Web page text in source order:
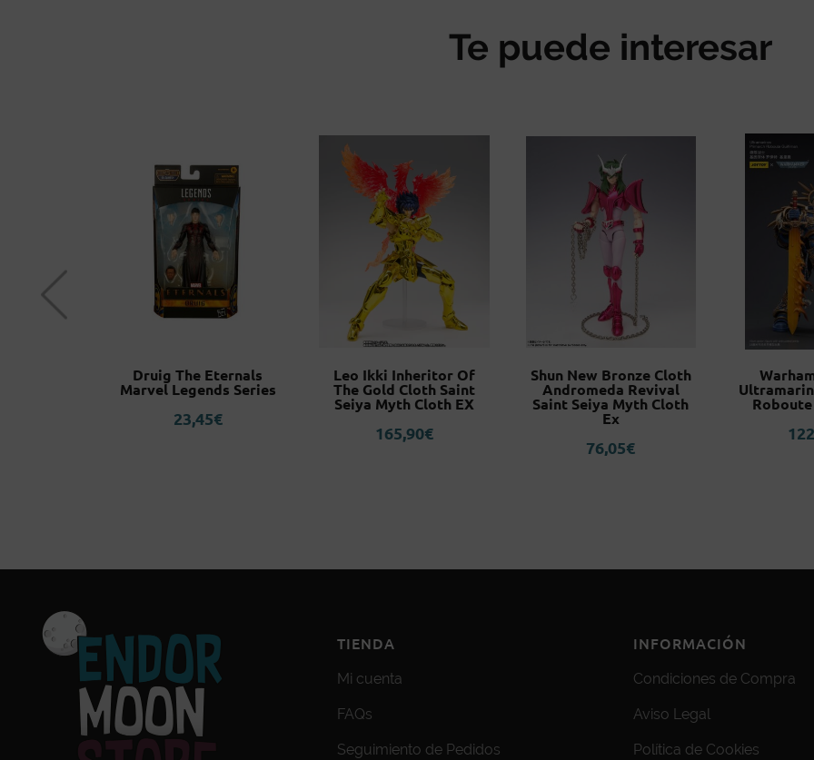
Te puede interesar
Druig The Eternals
Marvel Legends Series
23,45€
Leo Ikki Inheritor Of
The Gold Cloth Saint
Seiya Myth Cloth EX
165,90€
Shun New Bronze Cloth
Andromeda Revival
Saint Seiya Myth Cloth
Ex
76,05€
TIENDA
Mi cuenta
FAQs
Seguimiento de Pedidos
INFORMACIÓN
Condiciones de Compra
Aviso Legal
Política de Cookies